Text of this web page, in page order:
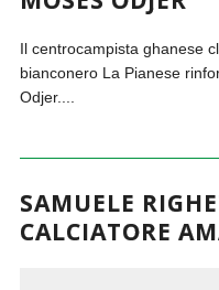
Il centrocampista ghanese
bianconero La Pianese
Odjer....
SAMUELE
CALCIATORE